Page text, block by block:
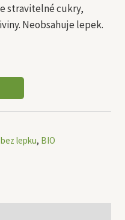
stravitelné cukry,
Neobsahuje lepek.
bez lepku, BIO